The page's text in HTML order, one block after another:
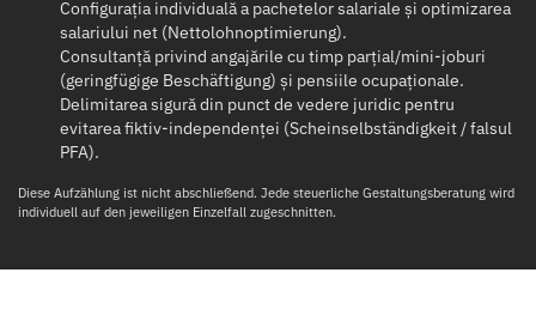
Configurația individuală a pachetelor salariale și optimizarea
salariului net (Nettolohnoptimierung).
Consultanță privind angajările cu timp parțial/mini-joburi
(geringfügige Beschäftigung) și pensiile ocupaționale.
Delimitarea sigură din punct de vedere juridic pentru
evitarea fiktiv-independenței (Scheinselbständigkeit / falsul
PFA).
Diese Aufzählung ist nicht abschließend. Jede steuerliche Gestaltungsberatung wird
individuell auf den jeweiligen Einzelfall zugeschnitten.